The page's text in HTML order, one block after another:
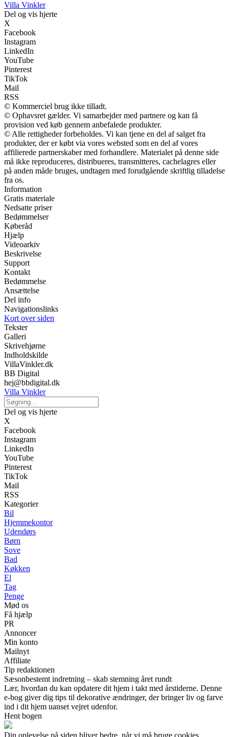
Villa Vinkler
Del og vis hjerte
X
Facebook
Instagram
LinkedIn
YouTube
Pinterest
TikTok
Mail
RSS
© Kommerciel brug ikke tilladt.
© Ophavsret gælder. Vi samarbejder med partnere og kan få
provision ved køb gennem anbefalede produkter.
© Alle rettigheder forbeholdes. Vi kan tjene en del af salget fra
produkter, der er købt via vores websted som en del af vores
affilierede partnerskaber med forhandlere. Materialet på denne side
må ikke reproduceres, distribueres, transmitteres, cachelagres eller
på anden måde bruges, undtagen med forudgående skriftlig tilladelse
fra os.
Information
Gratis materiale
Nedsatte priser
Bedømmelser
Køberåd
Hjælp
Videoarkiv
Beskrivelse
Support
Kontakt
Bedømmelse
Ansættelse
Del info
Navigationslinks
Kort over siden
Tekster
Galleri
Skrivehjørne
Indholdskilde
VillaVinkler.dk
BB Digital
hej@bbdigital.dk
Villa Vinkler
Del og vis hjerte
X
Facebook
Instagram
LinkedIn
YouTube
Pinterest
TikTok
Mail
RSS
Kategorier
Bil
Hjemmekontor
Udendørs
Børn
Sove
Bad
Køkken
El
Tag
Penge
Mød os
Få hjælp
PR
Annoncer
Min konto
Mailnyt
Affiliate
Tip redaktionen
Sæsonbestemt indretning – skab stemning året rundt
Lær, hvordan du kan opdatere dit hjem i takt med årstiderne. Denne
e-bog giver dig tips til dekorative ændringer, der bringer liv og farve
ind i dit hjem uanset vejret udenfor.
Hent bogen